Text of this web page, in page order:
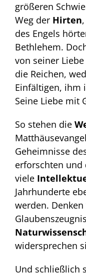
größeren
Weg der Hirten
des Engels
Bethlehem.
von seiner
die Reichen,
Einfältigen, ihm
Seine Liebe mit
So stehen die
Geheimnisse
erforschten und
viele
Jahrhunderte
werden.
widersprechen
Und schließlich